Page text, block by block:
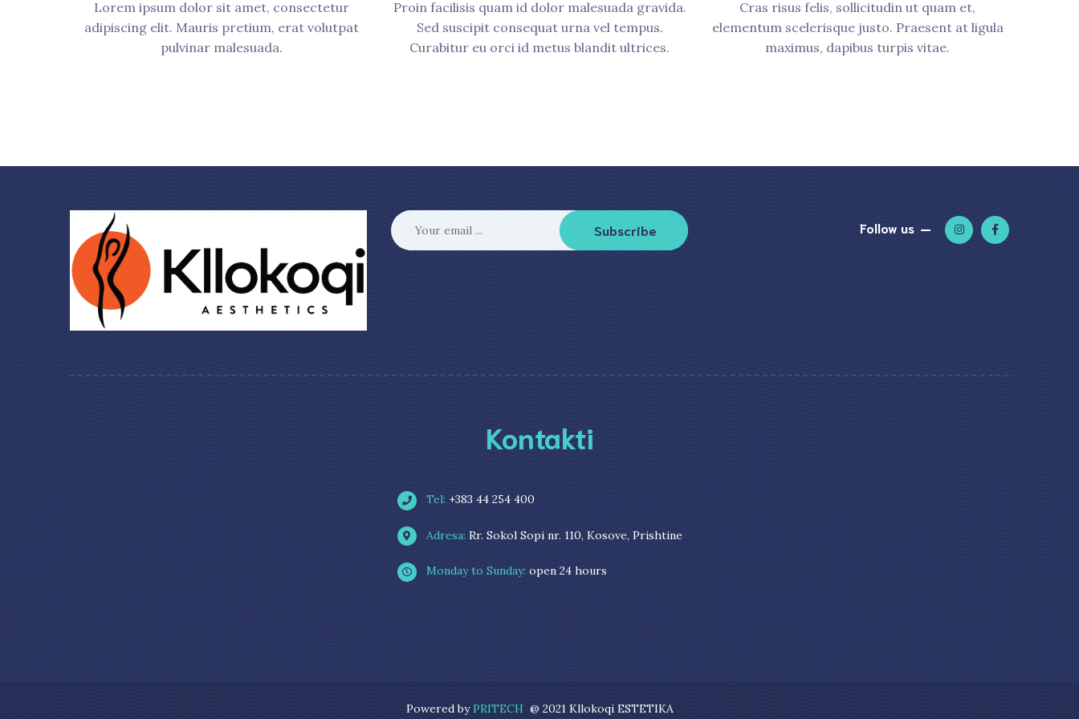
Lorem ipsum dolor sit amet, consectetur
adipiscing elit. Mauris pretium, erat volutpat
pulvinar malesuada.
Proin facilisis quam id dolor malesuada gravida.
Sed suscipit consequat urna vel tempus.
Curabitur eu orci id metus blandit ultrices.
Cras risus felis, sollicitudin ut quam et,
elementum scelerisque justo. Praesent at ligula
maximus, dapibus turpis vitae.
Subscribe Follow us
Kontakti
Tel: +383 44 254 400
Adresa: Rr. Sokol Sopi nr. 110, Kosove, Prishtine
Monday to Sunday: open 24 hours
Powered byPRITECH @ 2021 Kllokoqi ESTETIKA